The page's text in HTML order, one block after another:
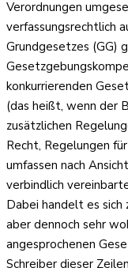
Verordnungen
verfassungsrechtlich
Grundgesetzes (GG)
konkurrierenden
(das heißt, wenn der
zusätzlichen
Recht, Regelungen
umfassen nach
verbindlich
Dabei handelt es
aber dennoch sehr
angesprochenen
Schreiber dieser